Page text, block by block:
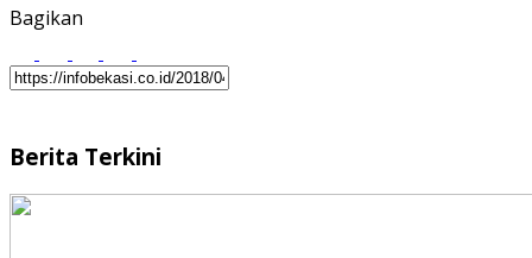
Bagikan
Berita Terkini